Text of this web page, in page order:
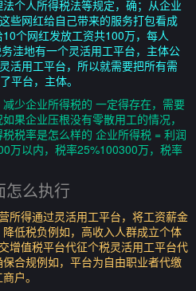
个人所得税法等规定，确；从企业
些网红给自己带来的服务打包看成
个网红发放工资共100万，每人
洼地有一个灵活用工平台，主体公
活用工平台，所以就需要把所有需
平台，主体。
少企业所得税的 一定得存在，需要
果企业压根没有零散用工的情况，
税率是怎么样的 企业所得税 = 利润
万以内，税率25%100300万，税率
怎么执行
所得通过灵活用工平台，将工资薪金
低税负例如，高收入人群成立个体
增值税平台代征个税灵活用工平台代
合规例如，平台为自由职业者代缴
户。